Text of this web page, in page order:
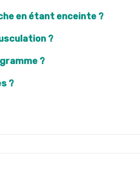
en étant enceinte ?
?
?
?